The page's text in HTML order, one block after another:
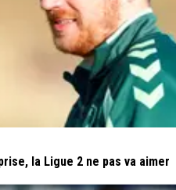
la Ligue 2 ne pas va aimer